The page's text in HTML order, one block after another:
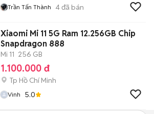
Trần Tấn Thành 4đã bán
Xiaomi Mi 11 5G Ram 12.256GB Chip
Snapdragon 888
Mi 11 256 GB
1.100.000 đ
Tp Hồ Chí Minh
Vinh 5.0